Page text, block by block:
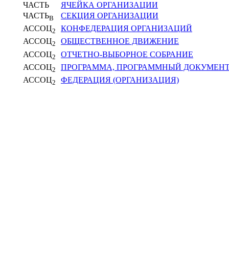
ЧАСТЬ
ЯЧЕЙКА ОРГАНИЗАЦИИ
ЧАСТЬВ
СЕКЦИЯ ОРГАНИЗАЦИИ
АССОЦ2
КОНФЕДЕРАЦИЯ ОРГАНИЗАЦИЙ
АССОЦ2
ОБЩЕСТВЕННОЕ ДВИЖЕНИЕ
АССОЦ2
ОТЧЕТНО-ВЫБОРНОЕ СОБРАНИЕ
АССОЦ2
ПРОГРАММА, ПРОГРАММНЫЙ
АССОЦ2 ФЕДЕРАЦИЯ (ОРГАНИЗАЦИЯ)